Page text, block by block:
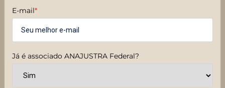
E-mail*
Já é associado ANAJUSTRA Federal?